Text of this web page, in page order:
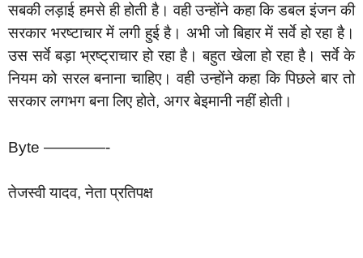
सबकी लड़ाई हमसे ही होती है। वही उन्होंने कहा कि डबल इंजन की
सरकार भरष्टाचार में लगी हुई है। अभी जो बिहार में सर्वे हो रहा है।
उस सर्वे बड़ा भ्रष्ट्राचार हो रहा है। बहुत खेला हो रहा है। सर्वे के
नियम को सरल बनाना चाहिए। वही उन्होंने कहा कि पिछले बार तो
सरकार लगभग बना लिए होते, अगर बेइमानी नहीं होती।
Byte ————-
तेजस्वी यादव, नेता प्रतिपक्ष